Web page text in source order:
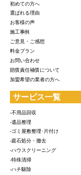
初めての方へ
選ばれる理由
お客様の声
施工事例
ご意見・ご感想
料金プラン
お問い合わせ
賠償責任補償について
加盟希望の業者の方へ
サービス一覧
-不用品回収
-遺品整理
-ゴミ屋敷整理･片付け
-庭石処分・撤去
-ハウスクリーニング
-特殊清掃
-ハチ駆除